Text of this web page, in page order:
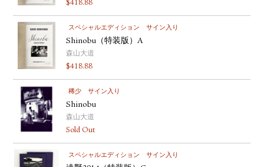
$418.88
スペシャルエディション サイン入り
Shinobu（特装版）A
森山大道
$418.88
稀少 サイン入り
Shinobu
森山大道
Sold Out
スペシャルエディション サイン入り